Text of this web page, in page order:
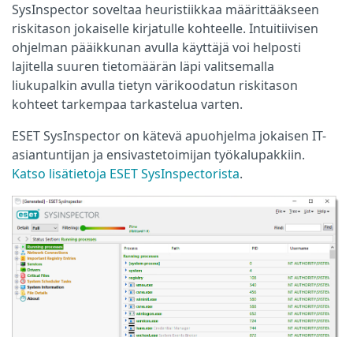
SysInspector soveltaa heuristiikkaa määrittääkseen
riskitason jokaiselle kirjatulle kohteelle. Intuitiivisen
ohjelman pääikkunan avulla käyttäjä voi helposti
lajitella suuren tietomäärän läpi valitsemalla
liukupalkin avulla tietyn värikoodatun riskitason
kohteet tarkempaa tarkastelua varten.
ESET SysInspector on kätevä apuohjelma jokaisen IT-
asiantuntijan ja ensivastetoimijan työkalupakkiin.
Katso lisätietoja ESET SysInspectorista.